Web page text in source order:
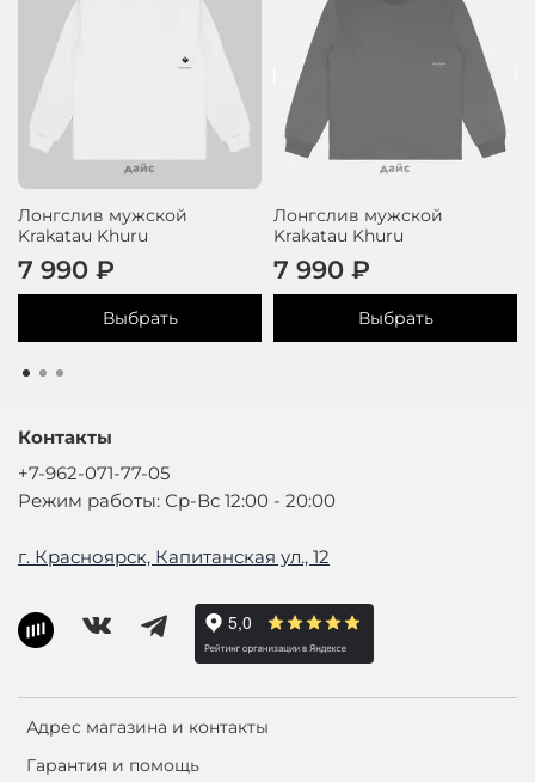
Лонгслив мужской
Krakatau Khuru
7 990 ₽
Выбрать
Лонгслив мужской
Krakatau Khuru
7 990 ₽
Выбрать
Адрес магазина и контакты
Гарантия и помощь
Контакты
+7-962-071-77-05
Режим работы: Ср-Вс 12:00 - 20:00
г. Красноярск, Капитанская ул., 12